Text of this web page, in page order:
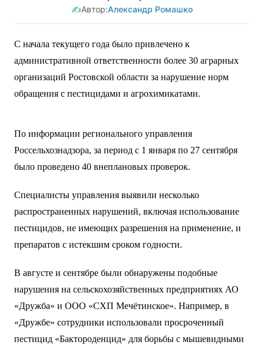
✍️Автор:Александр Ромашко
С начала текущего года было привлечено к
административной ответственности более 30 аграрных
организаций Ростовской области за нарушение норм
обращения с пестицидами и агрохимикатами.
По информации регионального управления
Россельхознадзора, за период с 1 января по 27 сентября
было проведено 40 внеплановых проверок.
Специалисты управления выявили несколько
распространенных нарушений, включая использование
пестицидов, не имеющих разрешения на применение, и
препаратов с истекшим сроком годности.
В августе и сентябре были обнаружены подобные
нарушения на сельскохозяйственных предприятиях АО
«Дружба» и ООО «СХП Мечётинское». Например, в
«Дружбе» сотрудники использовали просроченный
пестицид «Бактороденцид» для борьбы с мышевидными